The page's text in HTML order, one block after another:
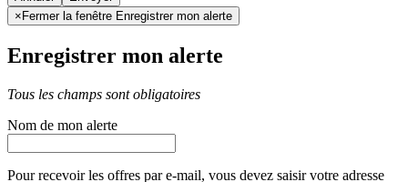
× Fermer la fenêtre Enregistrer mon alerte
Enregistrer mon alerte
Tous les champs sont obligatoires
Nom de mon alerte
Pour recevoir les offres par e-mail, vous devez saisir votre adresse